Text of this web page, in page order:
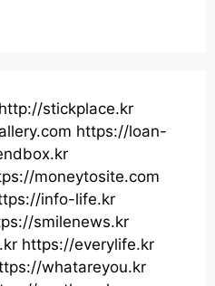
http://stickplace.kr
https://loan-
moneytosite.com
info-life.kr
smilenews.kr
https://everylife.kr
whatareyou.kr